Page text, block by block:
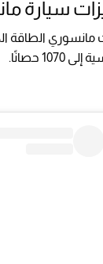
سيارة
1070 حصانًا.